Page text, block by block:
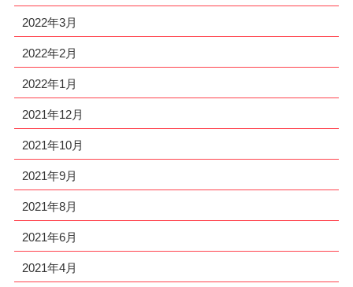
2022年3月
2022年2月
2022年1月
2021年12月
2021年10月
2021年9月
2021年8月
2021年6月
2021年4月